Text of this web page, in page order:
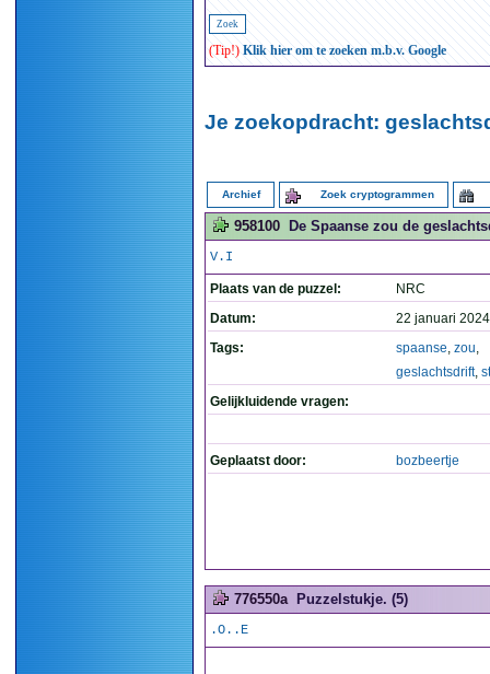
(Tip!) Klik hier om te zoeken m.b.v. Google
Je zoekopdracht:
Archief Zoek cryptogrammen
958100 De Spaanse zou de
V.I
Plaats van de puzzel:
NRC
Datum:
22 januari
Tags:
spaanse, zou,
geslachtsdrift,
Gelijkluidende vragen:
Geplaatst door: bozbeertje
776550a Puzzelstukje. (5)
.O..E